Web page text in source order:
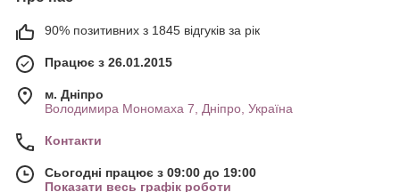
90% позитивних з 1845 відгуків за рік
Працює з 26.01.2015
м. Дніпро
Володимира Мономаха 7, Дніпро, Україна
Контакти
Сьогодні працює з 09:00 до 19:00
Показати весь графік роботи